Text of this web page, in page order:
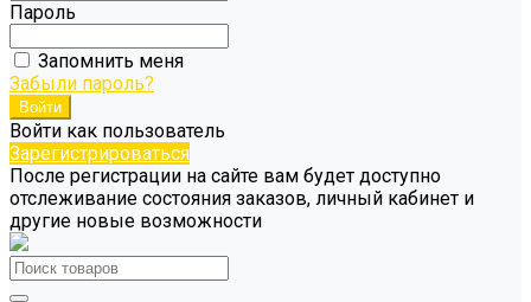
Пароль
Запомнить меня
Забыли пароль?
Войти как пользователь
Зарегистрироваться
После регистрации на сайте вам будет доступно
отслеживание состояния заказов, личный кабинет и
другие новые возможности